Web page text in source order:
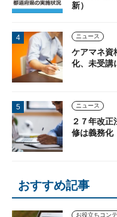
新）
ニュース
ケアマネ
化、未受講
ニュース
２７年改
修は義務化
おすすめ記事